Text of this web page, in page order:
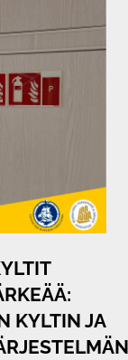
KYLTIN JA